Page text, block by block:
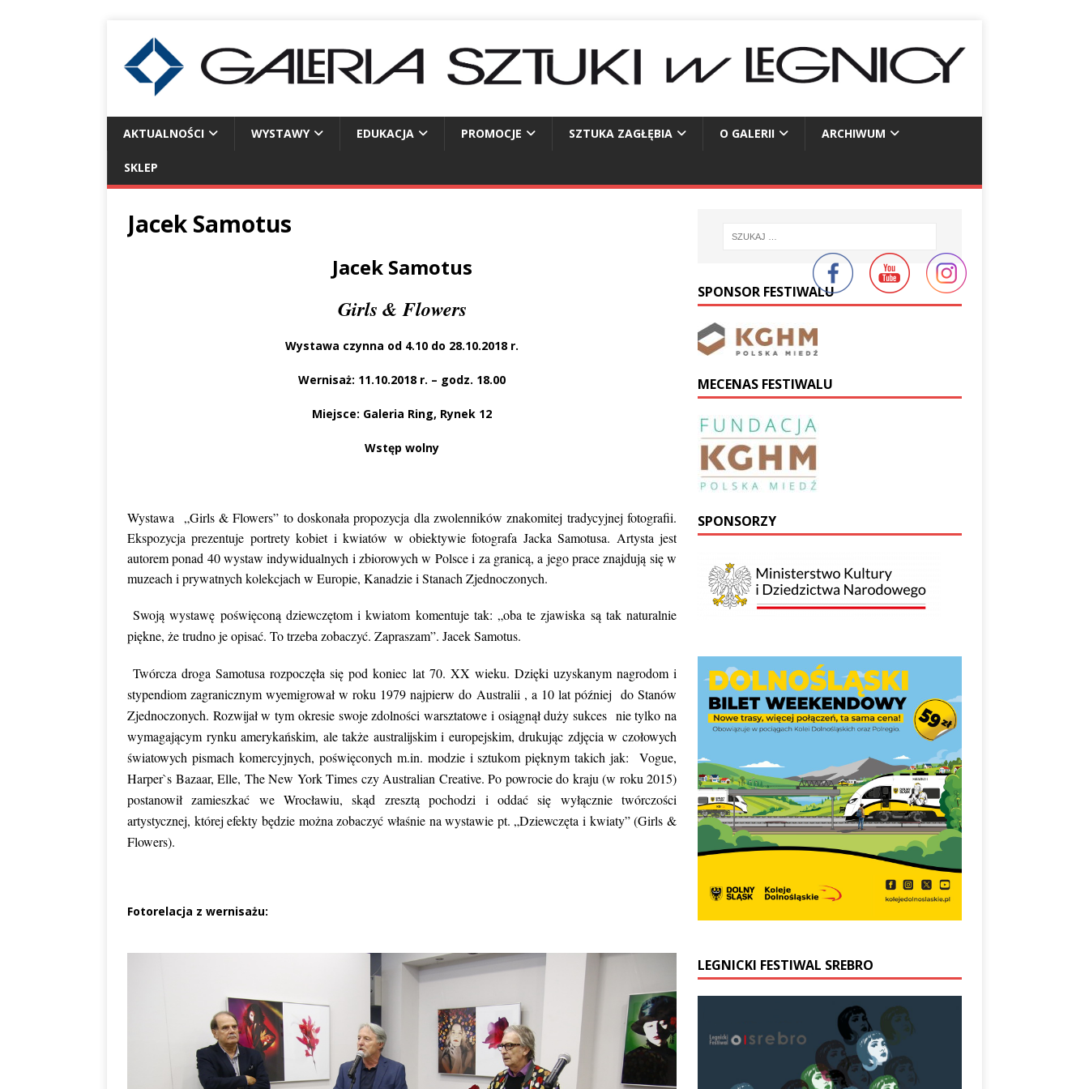
AKTUALNOŚCI WYSTAWY EDUKACJA PROMOCJE SZTUKA ZAGŁĘBIA O GALERII ARCHIWUM
SKLEP
Jacek Samotus
Jacek Samotus
Girls & Flowers
Wystawa czynna od 4.10 do 28.10.2018 r.
Wernisaż: 11.10.2018 r. – godz. 18.00
Miejsce: Galeria Ring, Rynek 12
Wstęp wolny
Wystawa „Girls & Flowers” to doskonała propozycja dla zwolenników znakomitej tradycyjnej fotografii.
Ekspozycja prezentuje portrety kobiet i kwiatów w obiektywie fotografa Jacka Samotusa. Artysta jest
autorem ponad 40 wystaw indywidualnych i zbiorowych w Polsce i za granicą, a jego prace znajdują się w
muzeach i prywatnych kolekcjach w Europie, Kanadzie i Stanach Zjednoczonych.
Swoją wystawę poświęconą dziewczętom i kwiatom komentuje tak: „oba te zjawiska są tak naturalnie
piękne, że trudno je opisać. To trzeba zobaczyć. Zapraszam”. Jacek Samotus.
Twórcza droga Samotusa rozpoczęła się pod koniec lat 70. XX wieku. Dzięki uzyskanym nagrodom i
stypendiom zagranicznym wyemigrował w roku 1979 najpierw do Australii , a 10 lat później do Stanów
Zjednoczonych. Rozwijał w tym okresie swoje zdolności warsztatowe i osiągnął duży sukces nie tylko na
wymagającym rynku amerykańskim, ale także australijskim i europejskim, drukując zdjęcia w czołowych
światowych pismach komercyjnych, poświęconych m.in. modzie i sztukom pięknym takich jak: Vogue,
Harper`s Bazaar, Elle, The New York Times czy Australian Creative. Po powrocie do kraju (w roku 2015)
postanowił zamieszkać we Wrocławiu, skąd zresztą pochodzi i oddać się wyłącznie twórczości
artystycznej, której efekty będzie można zobaczyć właśnie na wystawie pt. „Dziewczęta i kwiaty” (Girls &
Flowers).
Fotorelacja z wernisażu:
SPONSOR FESTIWALU
MECENAS FESTIWALU
SPONSORZY
LEGNICKI FESTIWAL SREBRO